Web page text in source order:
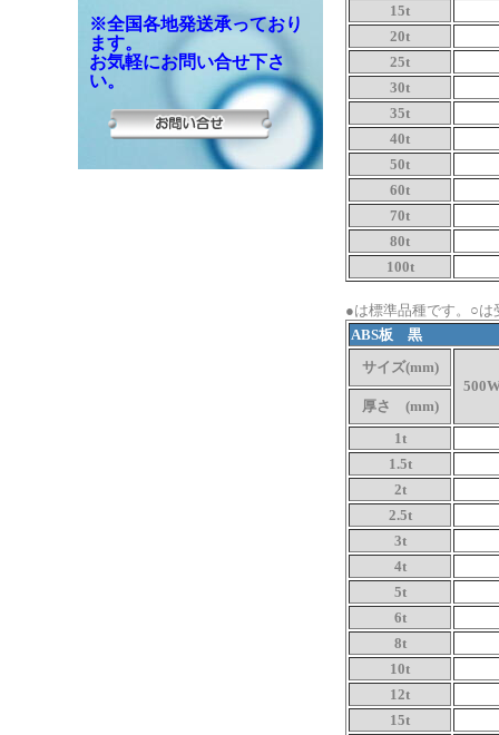
※全国各地発送承っており
ます。
お気軽にお問い合せ下さ
い。
15t
20t
25t
30t
35t
40t
50t
60t
70t
80t
100t
●は標準品種です。○は
ABS板 黒
サイズ(mm)
厚さ (mm)
1t
1.5t
2t
2.5t
3t
4t
5t
6t
8t
10t
12t
15t